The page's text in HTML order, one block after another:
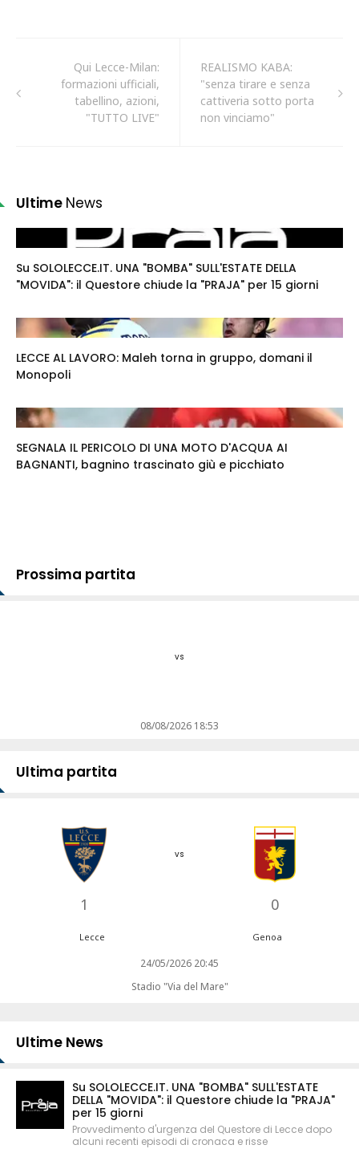
Qui Lecce-Milan:
formazioni ufficiali,
tabellino, azioni,
"TUTTO LIVE"
REALISMO KABA:
"senza tirare e senza
cattiveria sotto porta
non vinciamo"
Ultime News
Su SOLOLECCE.IT. UNA "BOMBA" SULL'ESTATE DELLA
"MOVIDA": il Questore chiude la "PRAJA" per 15 giorni
LECCE AL LAVORO: Maleh torna in gruppo, domani il
Monopoli
SEGNALA IL PERICOLO DI UNA MOTO D'ACQUA AI
BAGNANTI, bagnino trascinato giù e picchiato
Prossima partita
vs
08/08/2026 18:53
Ultima partita
1
vs
0
Lecce Genoa
24/05/2026 20:45
Stadio "Via del Mare"
Ultime News
Su SOLOLECCE.IT. UNA "BOMBA" SULL'ESTATE
DELLA "MOVIDA": il Questore chiude la "PRAJA"
per 15 giorni
Provvedimento d'urgenza del Questore di Lecce dopo
alcuni recenti episodi di cronaca e risse